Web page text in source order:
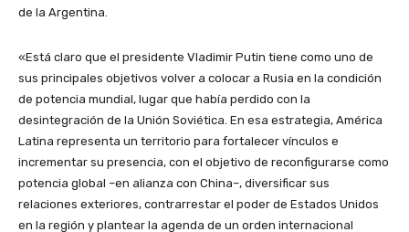
de la Argentina.
«Está claro que el presidente Vladimir Putin tiene como uno de
sus principales objetivos volver a colocar a Rusia en la condición
de potencia mundial, lugar que había perdido con la
desintegración de la Unión Soviética. En esa estrategia, América
Latina representa un territorio para fortalecer vínculos e
incrementar su presencia, con el objetivo de reconfigurarse como
potencia global –en alianza con China–, diversificar sus
relaciones exteriores, contrarrestar el poder de Estados Unidos
en la región y plantear la agenda de un orden internacional